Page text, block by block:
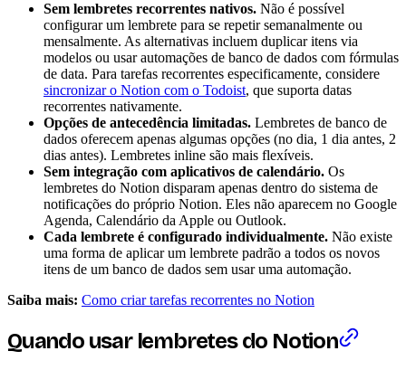
Sem lembretes recorrentes nativos. Não é possível
configurar um lembrete para se repetir semanalmente ou
mensalmente. As alternativas incluem duplicar itens via
modelos ou usar automações de banco de dados com fórmulas
de data. Para tarefas recorrentes especificamente, considere
sincronizar o Notion com o Todoist, que suporta datas
recorrentes nativamente.
Opções de antecedência limitadas. Lembretes de banco de
dados oferecem apenas algumas opções (no dia, 1 dia antes, 2
dias antes). Lembretes inline são mais flexíveis.
Sem integração com aplicativos de calendário. Os
lembretes do Notion disparam apenas dentro do sistema de
notificações do próprio Notion. Eles não aparecem no Google
Agenda, Calendário da Apple ou Outlook.
Cada lembrete é configurado individualmente. Não existe
uma forma de aplicar um lembrete padrão a todos os novos
itens de um banco de dados sem usar uma automação.
Saiba mais: Como criar tarefas recorrentes no Notion
Quando usar lembretes do Notion